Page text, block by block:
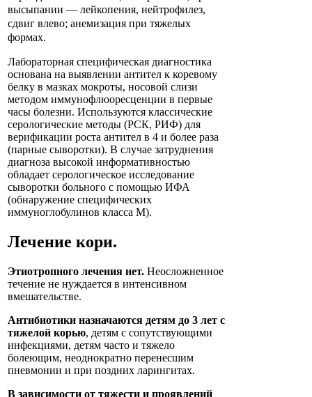
высыпании — лейкопения, нейтрофилез,
сдвиг влево; анемизация при тяжелых
формах.
Лабораторная специфическая диагностика
основана на выявлении антител к коревому
белку в мазках мокроты, носовой слизи
методом иммунофлюоресценции в первые
часы болезни. Используются классические
серологические методы (РСК, РИФ) для
верификации роста антител в 4 и более раза
(парные сыворотки). В случае затруднения
диагноза высокой информативностью
обладает серологическое исследование
сыворотки больного с помощью ИФА
(обнаружение специфических
иммуноглобулинов класса М).
Лечение кори.
Этиотропного лечения нет. Неосложненное
течение не нуждается в интенсивном
вмешательстве.
Антибиотики назначаются детям до 3 лет с
тяжелой корью, детям с сопутствующими
инфекциями, детям часто и тяжело
болеющим, неоднократно перенесшим
пневмонии и при поздних ларингитах.
В зависимости от тяжести и проявлений